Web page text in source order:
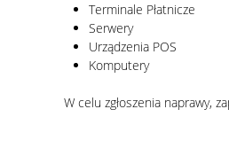
Terminale Płatnicze
Serwery
Urządzenia POS
Komputery
W celu zgłoszenia naprawy,